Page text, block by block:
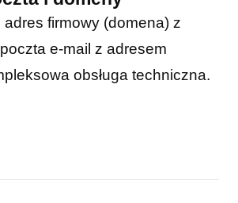
adres firmowy (domena) z
e-mail z adresem
obsługa techniczna.